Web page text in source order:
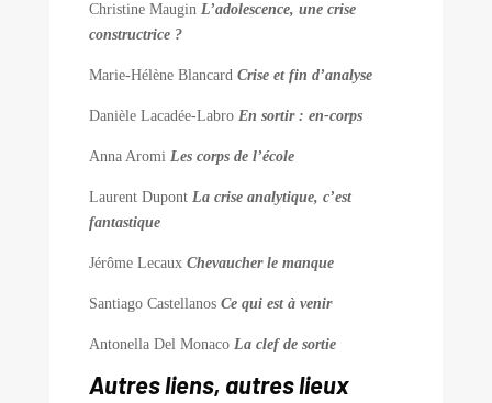
Christine Maugin L’adolescence, une crise
constructrice ?
Marie-Hélène Blancard Crise et fin d’analyse
Danièle Lacadée-Labro En sortir : en-corps
Anna Aromi Les corps de l’école
Laurent Dupont La crise analytique, c’est
fantastique
Jérôme Lecaux Chevaucher le manque
Santiago Castellanos Ce qui est à venir
Antonella Del Monaco La clef de sortie
Autres liens, autres lieux